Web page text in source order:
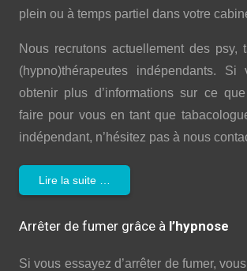
plein ou à temps partiel dans votre
Nous recrutons actuellement des psy,
(hypno)thérapeutes indépendants. Si
obtenir plus d’informations sur ce
faire pour vous en tant que
indépendant, n’hésitez pas à nous
Lire la suite …
Arrêter de fumer grâce à l’hypnose
Si vous essayez d’arrêter de fumer,